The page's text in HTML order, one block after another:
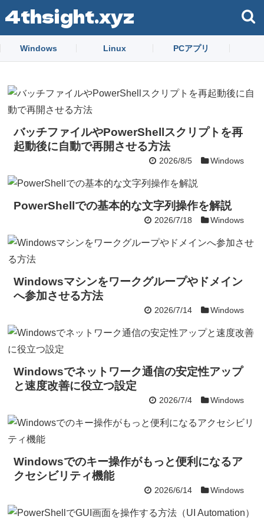
4thsight.xyz
Windows Linux PCアプリ
バッチファイルやPowerShellスクリプトを再
起動後に自動で再開させる方法
2026/8/5 Windows
PowerShellでの基本的な文字列操作を解説
2026/7/18 Windows
Windowsマシンをワークグループやドメイン
へ参加させる方法
2026/7/14 Windows
Windowsでネットワーク通信の安定性アップ
と速度改善に役立つ設定
2026/7/4 Windows
Windowsでのキー操作がもっと便利になるア
クセシビリティ機能
2026/6/14 Windows